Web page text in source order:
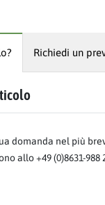
Richiedi un
domanda nel più
allo +49 (0)8631-988